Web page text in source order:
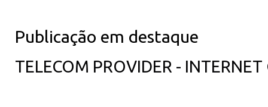
Publicação em destaque
TELECOM PROVIDER -